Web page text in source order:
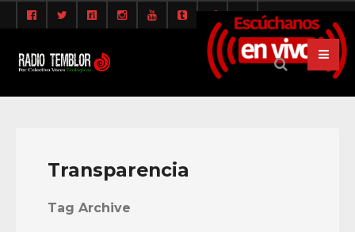
Transparencia
Tag Archive